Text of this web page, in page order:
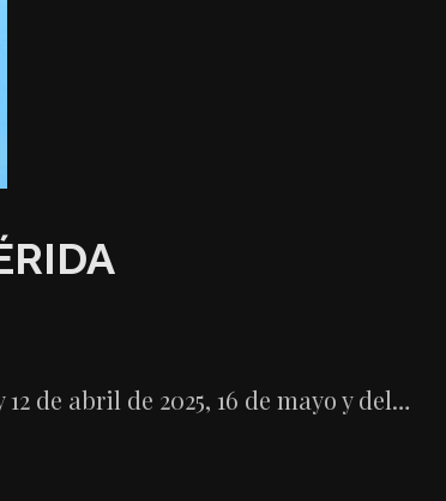
de abril de 2025, 16 de mayo y del…